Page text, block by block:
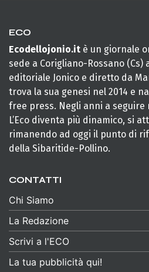
ECO
Ecodellojonio.it è un giornale
sede a Corigliano-Rossano
editoriale Jonico e diretto da
trova la sua genesi nel 2014 e
free press. Negli anni a
L’Eco diventa più dinamico, si
rimanendo ad oggi il punto di
della Sibaritide-Pollino.
CONTATTI
Chi Siamo
La Redazione
Scrivi a l'ECO
La tua pubblicità qui!